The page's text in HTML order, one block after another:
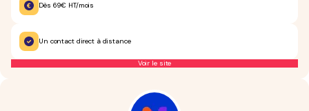
Dès 69€ HT/mois
Un contact direct à distance
Voir le site